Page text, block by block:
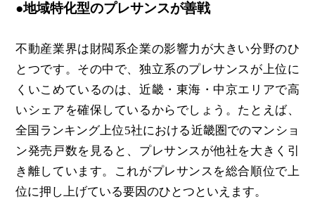
●地域特化型のプレサンスが善戦
不動産業界は財閥系企業の影響力が大きい分野のひ
とつです。その中で、独立系のプレサンスが上位に
くいこめているのは、近畿・東海・中京エリアで高
いシェアを確保しているからでしょう。たとえば、
全国ランキング上位5社における近畿圏でのマンショ
ン発売戸数を見ると、プレサンスが他社を大きく引
き離しています。これがプレサンスを総合順位で上
位に押し上げている要因のひとつといえます。